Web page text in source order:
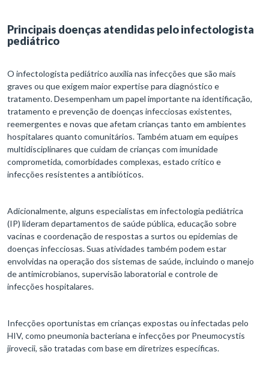
Principais doenças atendidas pelo infectologista
pediátrico
O infectologista pediátrico auxilia nas infecções que são mais
graves ou que exigem maior expertise para diagnóstico e
tratamento. Desempenham um papel importante na identificação,
tratamento e prevenção de doenças infecciosas existentes,
reemergentes e novas que afetam crianças tanto em ambientes
hospitalares quanto comunitários. Também atuam em equipes
multidisciplinares que cuidam de crianças com imunidade
comprometida, comorbidades complexas, estado crítico e
infecções resistentes a antibióticos.
Adicionalmente, alguns especialistas em infectologia pediátrica
(IP) lideram departamentos de saúde pública, educação sobre
vacinas e coordenação de respostas a surtos ou epidemias de
doenças infecciosas. Suas atividades também podem estar
envolvidas na operação dos sistemas de saúde, incluindo o manejo
de antimicrobianos, supervisão laboratorial e controle de
infecções hospitalares.
Infecções oportunistas em crianças expostas ou infectadas pelo
HIV, como pneumonia bacteriana e infecções por Pneumocystis
jirovecii, são tratadas com base em diretrizes específicas.